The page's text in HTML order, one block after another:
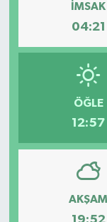
İMSAK
04:21
ÖĞLE
12:57
AKŞAM